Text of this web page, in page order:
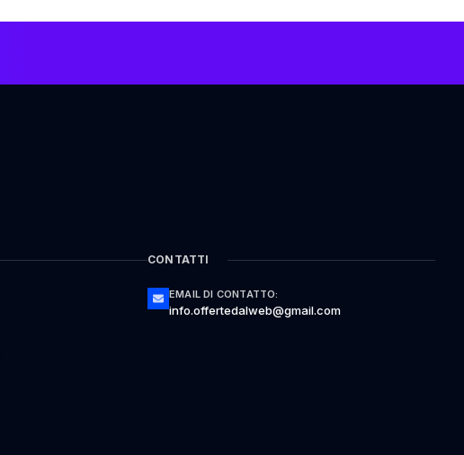
CONTATTI
EMAIL DI CONTATTO:
info.offertedalweb@gmail.com